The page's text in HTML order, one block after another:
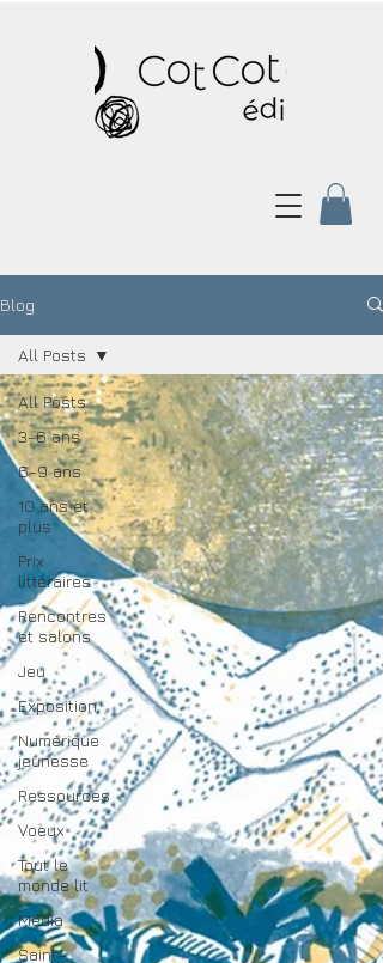
Blog
All Posts
3-6 ans
6-9 ans
10 ans et
plus
Prix
littéraires
Rencontres
et salons
Jeu
Exposition
Numérique
jeunesse
Ressources
Voeux
Tout le
monde lit
Média
Saint-
All Posts